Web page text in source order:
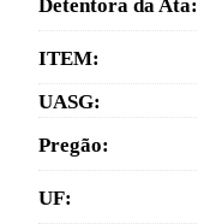
Detentora da Ata:
ITEM:
UASG:
Pregão:
UF: